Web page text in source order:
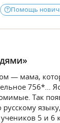
Помощь
— мама,
756*…
Так
5 и 6